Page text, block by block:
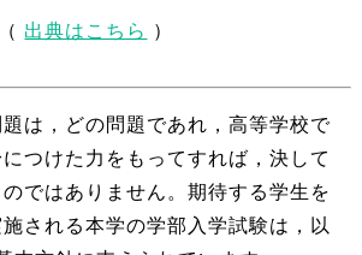
（ 出典はこちら ）
は，どの問題であれ，高等学校で
つけた力をもってすれば，決して
ではありません。期待する学生を
される本学の学部入学試験は，以